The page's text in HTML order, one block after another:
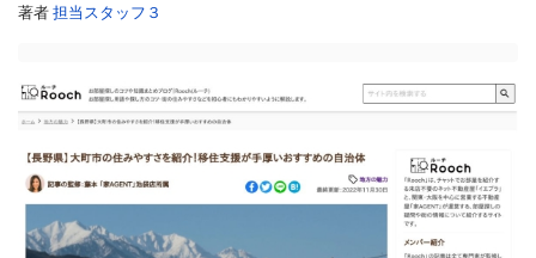
著者担当スタッフ３